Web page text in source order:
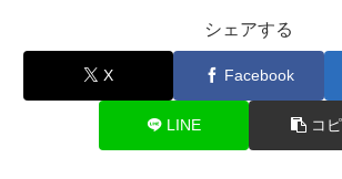
シェアする
X Facebook
LINE コ